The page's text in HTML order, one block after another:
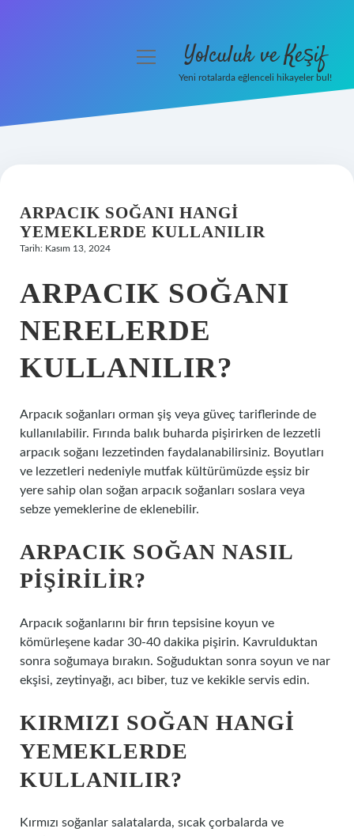
Hakkımızda
menüyü Yolculuk ve Keşif
Yeni rotalarda eğlenceli hikayeler bul!
ARPACIK SOĞANI HANGI
YEMEKLERDE KULLANILIR
Tarih: Kasım 13, 2024
ARPACIK SOĞANI
NERELERDE
KULLANILIR?
Arpacık soğanları orman şiş veya güveç tariflerinde de
kullanılabilir. Fırında balık buharda pişirirken de lezzetli
arpacık soğanı lezzetinden faydalanabilirsiniz. Boyutları
ve lezzetleri nedeniyle mutfak kültürümüzde eşsiz bir
yere sahip olan soğan arpacık soğanları soslara veya
sebze yemeklerine de eklenebilir.
ARPACIK SOĞAN NASIL
PIŞIRILIR?
Arpacık soğanlarını bir fırın tepsisine koyun ve
kömürleşene kadar 30-40 dakika pişirin. Kavrulduktan
sonra soğumaya bırakın. Soğuduktan sonra soyun ve nar
ekşisi, zeytinyağı, acı biber, tuz ve kekikle servis edin.
KIRMIZI SOĞAN HANGI
YEMEKLERDE
KULLANILIR?
Kırmızı soğanlar salatalarda, sıcak çorbalarda ve